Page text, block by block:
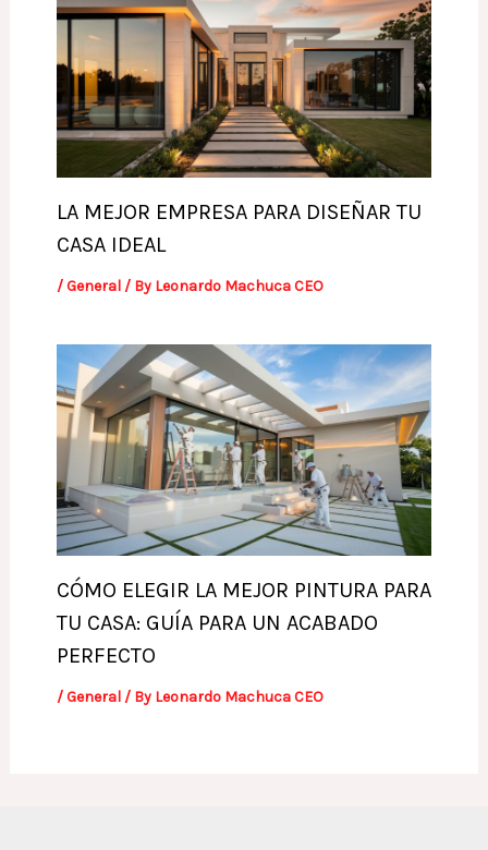
LA MEJOR EMPRESA PARA DISEÑAR TU
CASA IDEAL
/General/ By Leonardo Machuca CEO
CÓMO ELEGIR LA MEJOR PINTURA PARA
TU CASA: GUÍA PARA UN ACABADO
PERFECTO
/General/ By Leonardo Machuca CEO